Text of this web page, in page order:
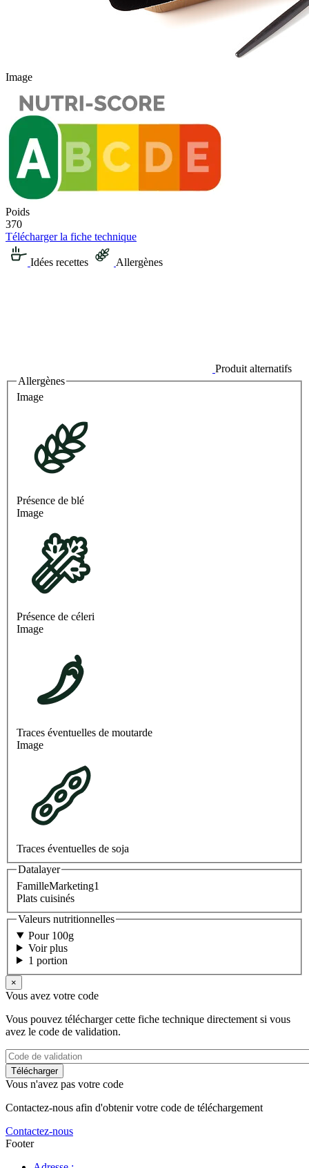
Image
Poids
370
Télécharger la fiche technique
Idées recettes Allergènes
Produit alternatifs
Allergènes
Image
Présence de blé
Image
Présence de céleri
Image
Traces éventuelles de moutarde
Image
Traces éventuelles de soja
Datalayer
FamilleMarketing1
Plats cuisinés
Valeurs nutritionnelles
Pour 100g
Voir plus
1 portion
×
Vous avez votre code
Vous pouvez télécharger cette fiche technique directement si vous
avez le code de validation.
Vous n'avez pas votre code
Contactez-nous afin d'obtenir votre code de téléchargement
Contactez-nous
Footer